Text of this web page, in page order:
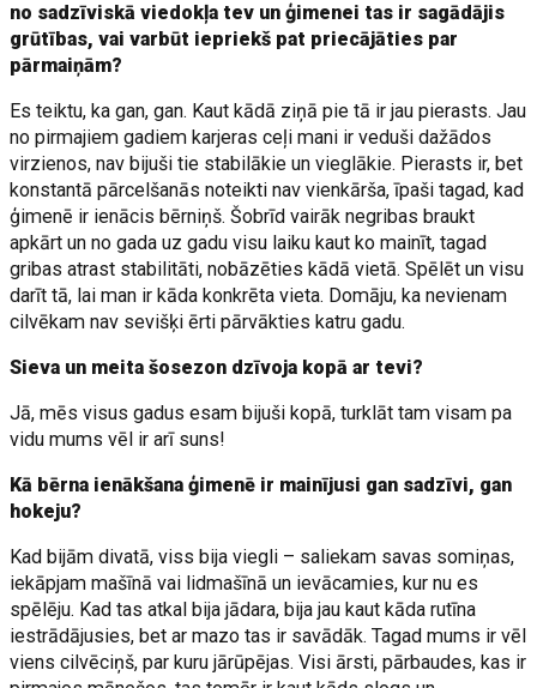
no sadzīviskā viedokļa tev un ģimenei tas ir sagādājis
grūtības, vai varbūt iepriekš pat priecājāties par
pārmaiņām?
Es teiktu, ka gan, gan. Kaut kādā ziņā pie tā ir jau pierasts. Jau
no pirmajiem gadiem karjeras ceļi mani ir veduši dažādos
virzienos, nav bijuši tie stabilākie un vieglākie. Pierasts ir, bet
konstantā pārcelšanās noteikti nav vienkārša, īpaši tagad, kad
ģimenē ir ienācis bērniņš. Šobrīd vairāk negribas braukt
apkārt un no gada uz gadu visu laiku kaut ko mainīt, tagad
gribas atrast stabilitāti, nobāzēties kādā vietā. Spēlēt un visu
darīt tā, lai man ir kāda konkrēta vieta. Domāju, ka nevienam
cilvēkam nav sevišķi ērti pārvākties katru gadu.
Sieva un meita šosezon dzīvoja kopā ar tevi?
Jā, mēs visus gadus esam bijuši kopā, turklāt tam visam pa
vidu mums vēl ir arī suns!
Kā bērna ienākšana ģimenē ir mainījusi gan sadzīvi, gan
hokeju?
Kad bijām divatā, viss bija viegli – saliekam savas somiņas,
iekāpjam mašīnā vai lidmašīnā un ievācamies, kur nu es
spēlēju. Kad tas atkal bija jādara, bija jau kaut kāda rutīna
iestrādājusies, bet ar mazo tas ir savādāk. Tagad mums ir vēl
viens cilvēciņš, par kuru jārūpējas. Visi ārsti, pārbaudes, kas ir